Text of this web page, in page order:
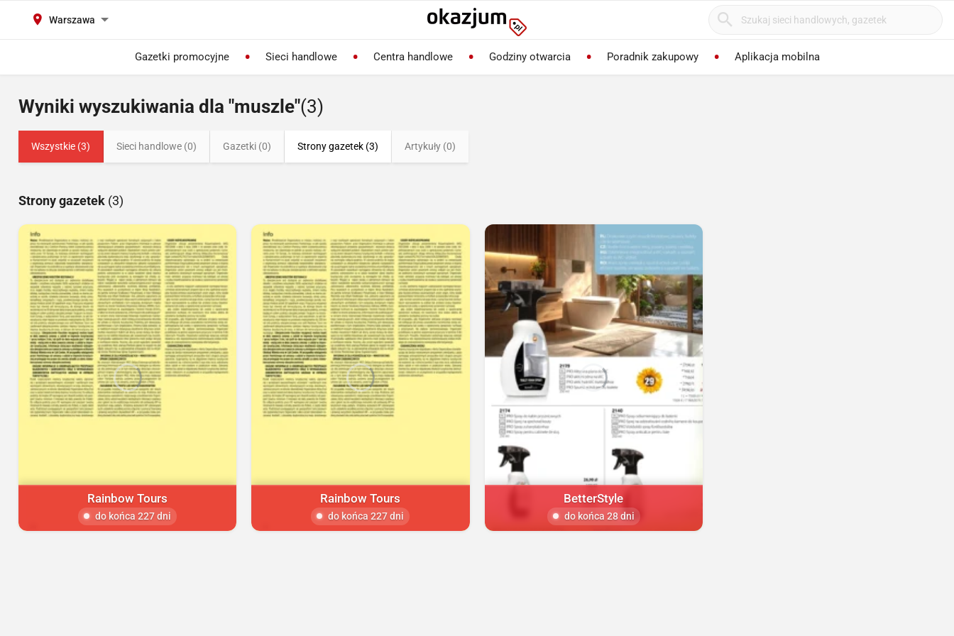
Warszawa
Gazetki promocyjne Sieci handlowe Centra handlowe Godziny otwarcia Poradnik zakupowy Aplikacja mobilna
Wyniki wyszukiwania dla "muszle"(3)
Wszystkie (3) Sieci handlowe (0) Gazetki (0) Strony gazetek (3) Artykuły (0)
Strony gazetek (3)
Rainbow Tours
do końca 227 dni
Rainbow Tours
do końca 227 dni
BetterStyle
do końca 28 dni